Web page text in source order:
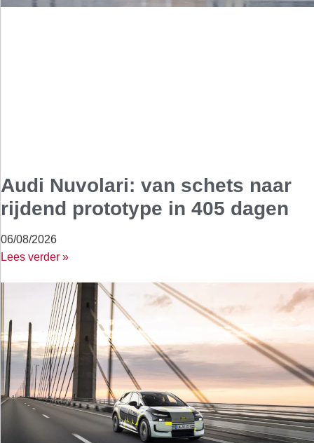
Audi Nuvolari: van schets naar
rijdend prototype in 405 dagen
06/08/2026
Lees verder »